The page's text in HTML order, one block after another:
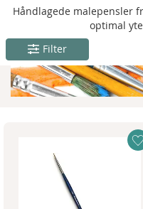
Håndlagede malepensler
optimal
Filter